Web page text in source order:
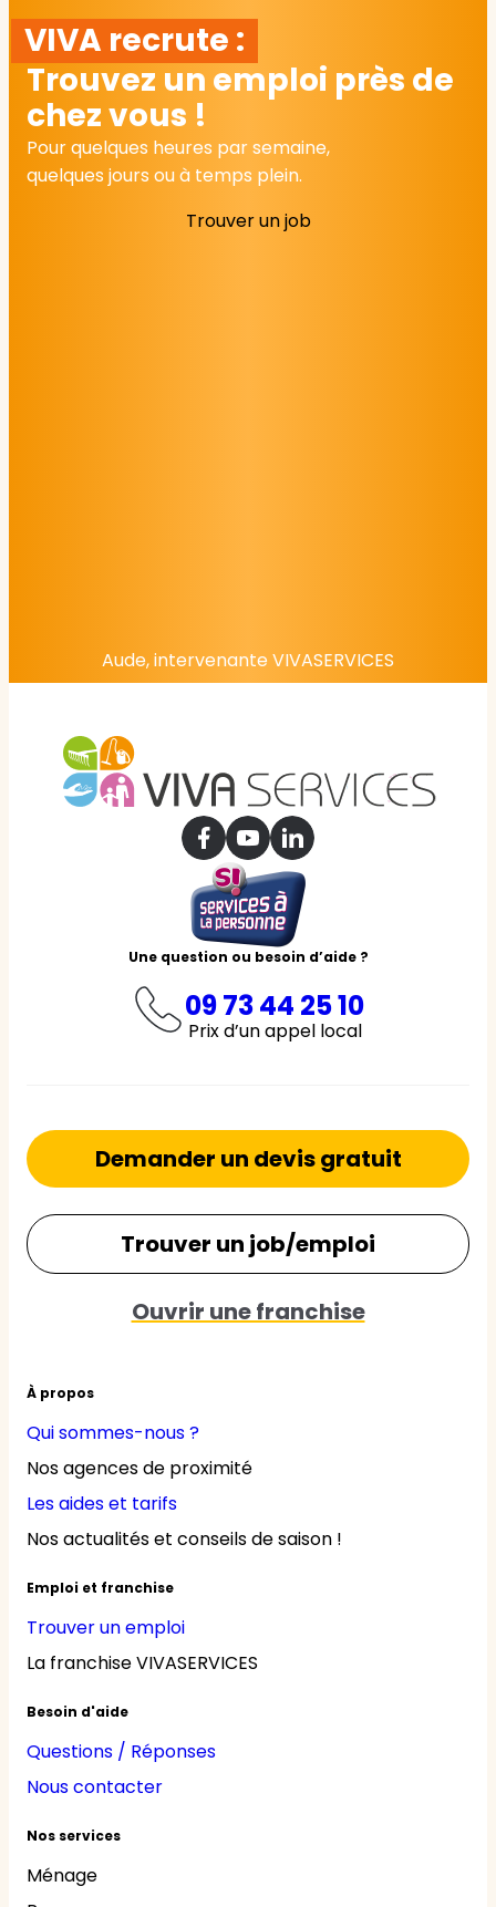
VIVA recrute :
Trouvez un emploi près de
chez vous !
Pour quelques heures par semaine,
quelques jours ou à temps plein.
Trouver un job
Aude, intervenante VIVASERVICES
Une question ou besoin d’aide ?
09 73 44 25 10
Prix d’un appel local
À propos
Qui sommes-nous ?
Nos agences de proximité
Les aides et tarifs
Nos actualités et conseils de saison !
Emploi et franchise
Trouver un emploi
La franchise VIVASERVICES
Besoin d'aide
Questions / Réponses
Nous contacter
Nos services
Ménage
Demander un devis gratuit
Trouver un job/emploi
Ouvrir une franchise